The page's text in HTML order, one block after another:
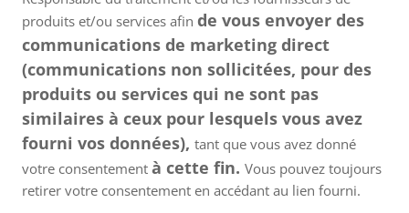
produits et/ou services afin de vous envoyer des
communications de marketing direct
(communications non sollicitées, pour des
produits ou services qui ne sont pas
similaires à ceux pour lesquels vous avez
fourni vos données), tant que vous avez donné
votre consentement à cette fin. Vous pouvez toujours
retirer votre consentement en accédant au lien fourni.